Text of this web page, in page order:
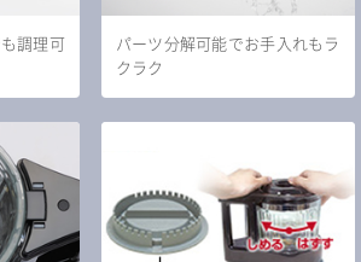
調理可
パーツ分解可能でお手入れもラ
クラク